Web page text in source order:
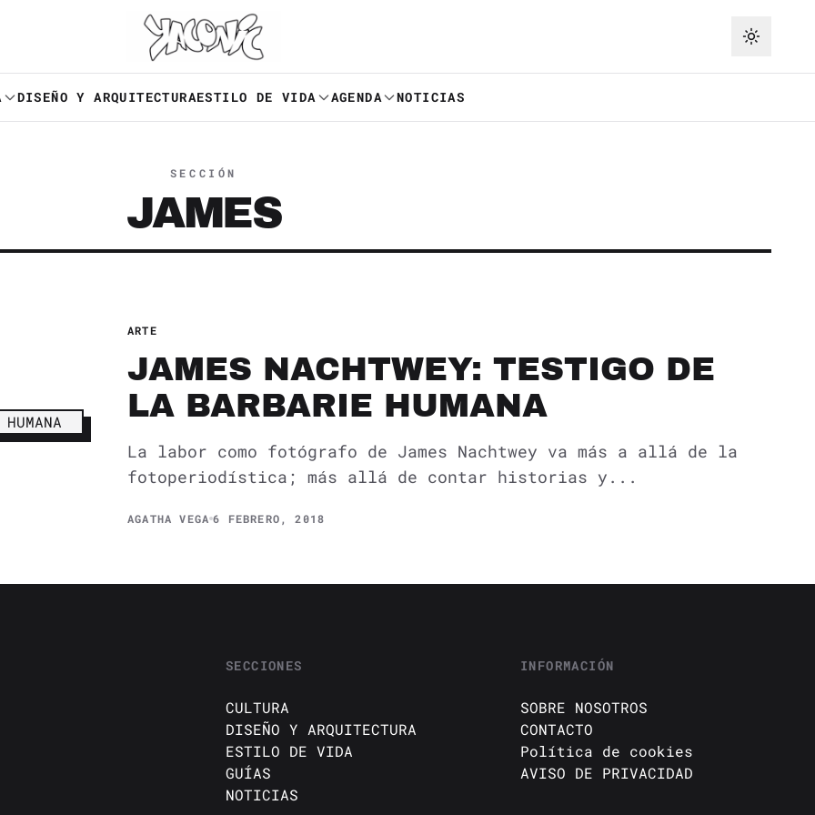
DISEÑO Y ARQUITECTURAESTILO DE VIDA AGENDA NOTICIAS
SECCIÓN
JAMES
ARTE
JAMES NACHTWEY: TESTIGO DE
LA BARBARIE HUMANA
La labor como fotógrafo de James Nachtwey va más a allá de la
fotoperiodística; más allá de contar historias y...
AGATHA VEGA 6 FEBRERO, 2018
SECCIONES
CULTURA
DISEÑO Y ARQUITECTURA
ESTILO DE VIDA
GUÍAS
NOTICIAS
INFORMACIÓN
SOBRE NOSOTROS
CONTACTO
Política de cookies
AVISO DE PRIVACIDAD